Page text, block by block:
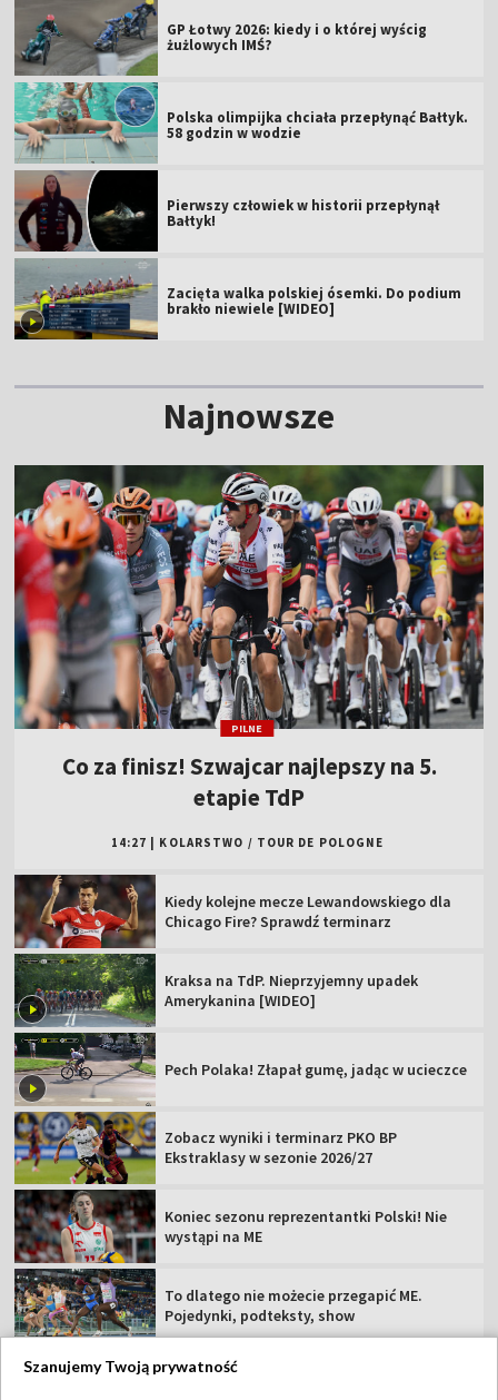
GP Łotwy 2026: kiedy i o której wyścig
żużlowych IMŚ?
Polska olimpijka chciała przepłynąć Bałtyk.
58 godzin w wodzie
Pierwszy człowiek w historii przepłynął
Bałtyk!
Zacięta walka polskiej ósemki. Do podium
brakło niewiele [WIDEO]
Najnowsze
PILNE
Co za finisz! Szwajcar najlepszy na 5.
etapie TdP
14:27 KOLARSTWO / TOUR DE POLOGNE
Kiedy kolejne mecze Lewandowskiego dla
Chicago Fire? Sprawdź terminarz
Kraksa na TdP. Nieprzyjemny upadek
Amerykanina [WIDEO]
Pech Polaka! Złapał gumę, jadąc w ucieczce
Zobacz wyniki i terminarz PKO BP
Ekstraklasy w sezonie 2026/27
Koniec sezonu reprezentantki Polski! Nie
wystąpi na ME
To dlatego nie możecie przegapić ME.
Pojedynki, podteksty, show
Szanujemy Twoją prywatność